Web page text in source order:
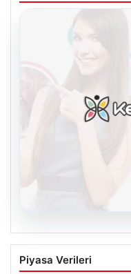
Kelebek.Org
Adresi Ve
Piyasa Verileri